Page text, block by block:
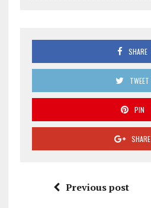
SHARE
TWEET
PIN
SHARE
Previous post